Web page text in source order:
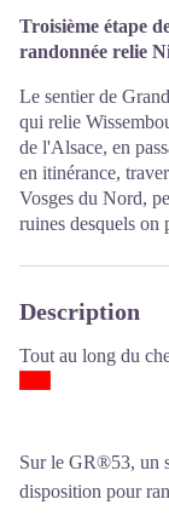
Troisième étape
randonnée relie
Le sentier de
qui relie
de l'Alsace, en
en itinérance,
Vosges du Nord,
ruines desquels on
Description
Tout au long du
Sur le GR®53, un
disposition pour